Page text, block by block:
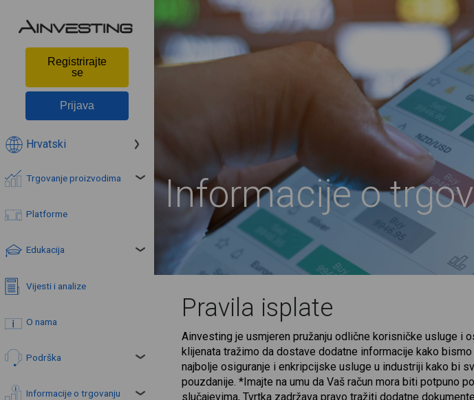
Registrirajte
se
Prijava
Hrvatski
Trgovanje proizvodima
Platforme
Edukacija
Vijesti i analize
O nama
Podrška
Informacije o trgovanju
Informacije o
Pravila isplate
Ainvesting je usmjeren pružanju odlične korisničke usluge i
klijenata tražimo da dostave dodatne informacije kako
najbolje osiguranje i enkripcijske usluge u industriji kako bi
pouzdanije. *Imajte na umu da Vaš račun mora biti potpuno
slučajevima, Tvrtka zadržava pravo tražiti dodatne